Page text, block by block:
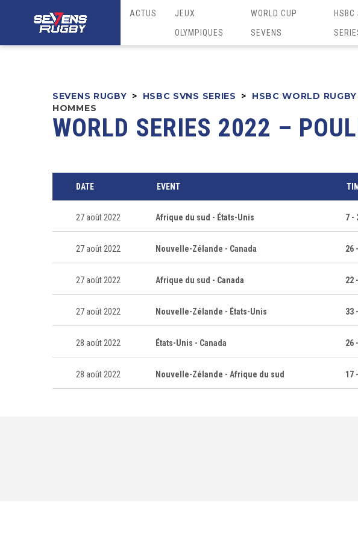
ACTUS
JEUX
OLYMPIQUES
WORLD CUP
SEVENS
HSBC
SEVENS RUGBY > HSBC SVNS SERIES > HSBC WORLD
HOMMES
WORLD SERIES 2022 –
DATE EVENT
27 août 2022 Afrique du sud - États-Unis 7 -
27 août 2022 Nouvelle-Zélande - Canada 26
27 août 2022 Afrique du sud - Canada 22
27 août 2022 Nouvelle-Zélande - États-Unis 33
28 août 2022 États-Unis - Canada 26
28 août 2022 Nouvelle-Zélande - Afrique du sud 17